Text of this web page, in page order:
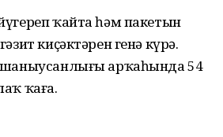
ҡайта һәм пакетын
киҫәктәрен генә күрә.
арҡаһында 54
ҡаға.